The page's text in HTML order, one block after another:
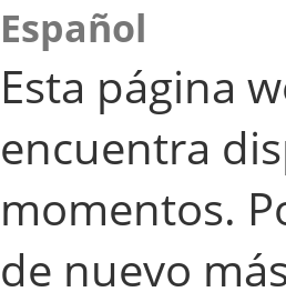
Español
Esta página
encuentra
momentos.
de nuevo